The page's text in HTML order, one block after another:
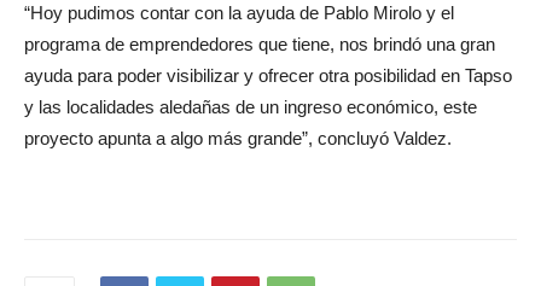
“Hoy pudimos contar con la ayuda de Pablo Mirolo y el
programa de emprendedores que tiene, nos brindó una gran
ayuda para poder visibilizar y ofrecer otra posibilidad en Tapso
y las localidades aledañas de un ingreso económico, este
proyecto apunta a algo más grande”, concluyó Valdez.